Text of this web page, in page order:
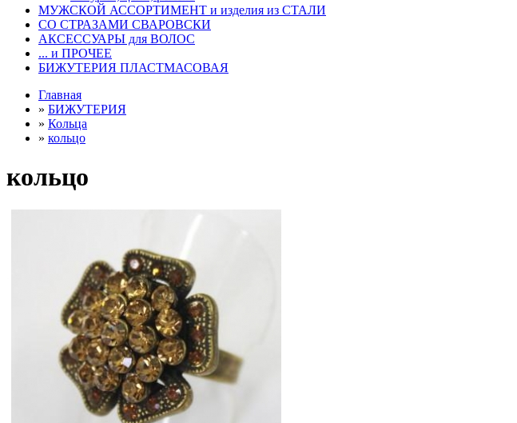
МУЖСКОЙ АССОРТИМЕНТ и изделия из СТАЛИ
СО СТРАЗАМИ СВАРОВСКИ
АКСЕССУАРЫ для ВОЛОС
... и ПРОЧЕЕ
БИЖУТЕРИЯ ПЛАСТМАСОВАЯ
Главная
» БИЖУТЕРИЯ
» Кольца
» кольцо
кольцо